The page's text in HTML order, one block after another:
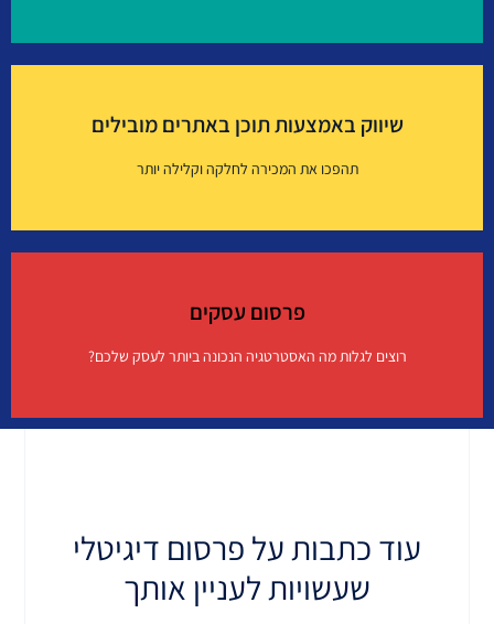
שיווק באמצעות תוכן באתרים מובילים
תהפכו את המכירה לחלקה וקלילה יותר
פרסום עסקים
רוצים לגלות מה האסטרטגיה הנכונה ביותר לעסק שלכם?
עוד כתבות על פרסום דיגיטלי
שעשויות לעניין אותך